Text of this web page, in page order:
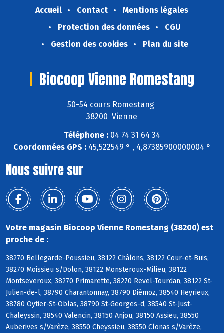
Accueil Contact
Mentions légales
Protection des données
CGU
Gestion des cookies
Plan du site
Biocoop Vienne Romestang
50-54 cours Romestang
38200 Vienne
Téléphone :04 74 31 64 34
Coordonnées GPS :45,522549 ° , 4,87385900000004 °
Nous suivre sur
Votre magasin Biocoop Vienne Romestang (38200) est
proche de :
38270 Bellegarde-Poussieu, 38122 Châlons, 38122 Cour-et-Buis,
38270 Moissieu s/Dolon, 38122 Monsteroux-Milieu, 38122
Montseveroux, 38270 Primarette, 38270 Revel-Tourdan, 38122 St-
Julien-de-l, 38790 Charantonnay, 38790 Diémoz, 38540 Heyrieux,
38780 Oytier-St-Oblas, 38790 St-Georges-d, 38540 St-Just-
Chaleyssin, 38540 Valencin, 38150 Anjou, 38150 Assieu, 38550
Auberives s/Varèze, 38550 Cheyssieu, 38550 Clonas s/Varèze,